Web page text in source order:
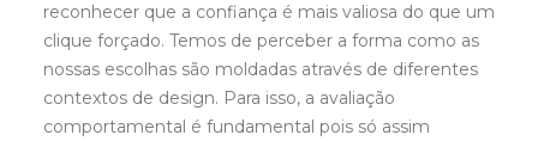
reconhecer que a confiança é mais valiosa do que um
clique forçado. Temos de perceber a forma como as
nossas escolhas são moldadas através de diferentes
contextos de design. Para isso, a avaliação
comportamental é fundamental pois só assim